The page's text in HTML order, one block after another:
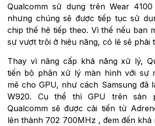
Qualcomm sử dụng trên Wear
nhưng chúng sẽ được tiếp tục sử
chip thế hệ tiếp theo. Vì thế nếu bạn
sự vượt trội ở hiệu năng, có lẽ sẽ phải
Thay vì nâng cấp khả năng xử lý,
tiến bộ phận xử lý màn hình với sự
mẽ cho GPU, như cách Samsung đã
W920. Cụ thể thì GPU trên sản
Qualcomm sẽ được cải tiến từ
lên thành 702 700MHz , đem đến